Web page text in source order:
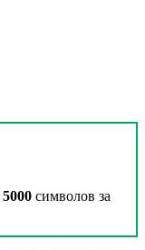
5000 символов за